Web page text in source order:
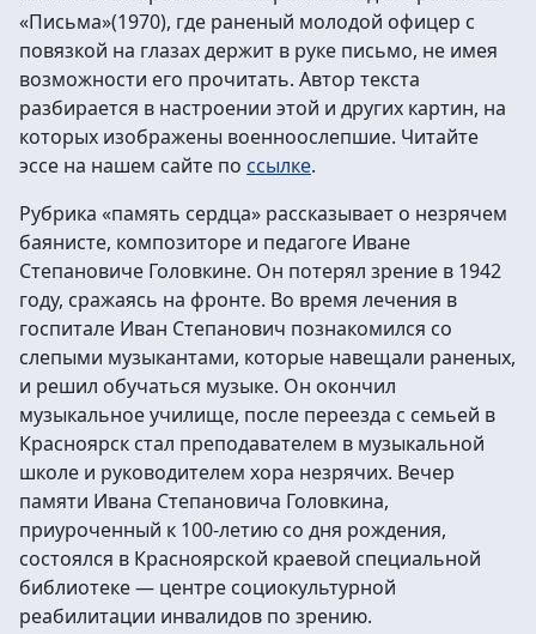
«Письма»(1970), где раненый молодой офицер с
повязкой на глазах держит в руке письмо, не имея
возможности его прочитать. Автор текста
разбирается в настроении этой и других картин, на
которых изображены военноослепшие. Читайте
эссе на нашем сайте по ссылке.
Рубрика «память сердца» рассказывает о незрячем
баянисте, композиторе и педагоге Иване
Степановиче Головкине. Он потерял зрение в 1942
году, сражаясь на фронте. Во время лечения в
госпитале Иван Степанович познакомился со
слепыми музыкантами, которые навещали раненых,
и решил обучаться музыке. Он окончил
музыкальное училище, после переезда с семьей в
Красноярск стал преподавателем в музыкальной
школе и руководителем хора незрячих. Вечер
памяти Ивана Степановича Головкина,
приуроченный к 100-летию со дня рождения,
состоялся в Красноярской краевой специальной
библиотеке — центре социокультурной
реабилитации инвалидов по зрению.